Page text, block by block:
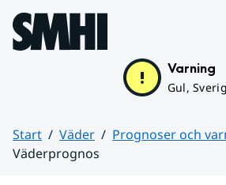
Hoppa till sidans innehåll
Varning
Gul,
Start Väder
Prognoser och
Väderprognos